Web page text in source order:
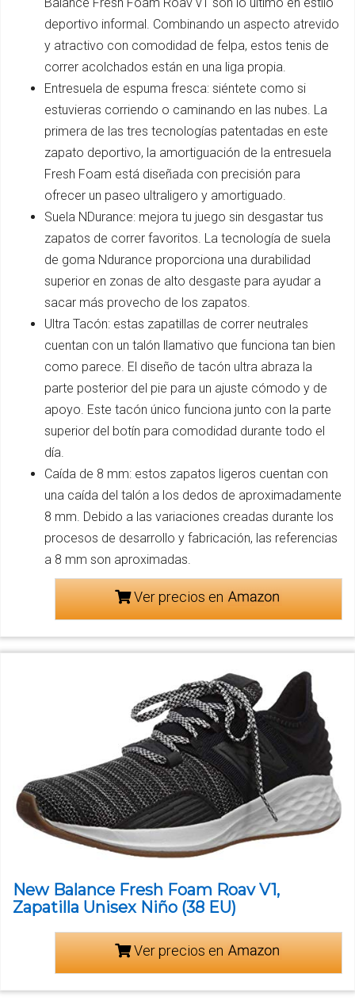
deportivo informal. Combinando un aspecto atrevido
y atractivo con comodidad de felpa, estos tenis de
correr acolchados están en una liga propia.
Entresuela de espuma fresca: siéntete como si
estuvieras corriendo o caminando en las nubes. La
primera de las tres tecnologías patentadas en este
zapato deportivo, la amortiguación de la entresuela
Fresh Foam está diseñada con precisión para
ofrecer un paseo ultraligero y amortiguado.
Suela NDurance: mejora tu juego sin desgastar tus
zapatos de correr favoritos. La tecnología de suela
de goma Ndurance proporciona una durabilidad
superior en zonas de alto desgaste para ayudar a
sacar más provecho de los zapatos.
Ultra Tacón: estas zapatillas de correr neutrales
cuentan con un talón llamativo que funciona tan bien
como parece. El diseño de tacón ultra abraza la
parte posterior del pie para un ajuste cómodo y de
apoyo. Este tacón único funciona junto con la parte
superior del botín para comodidad durante todo el
día.
Caída de 8 mm: estos zapatos ligeros cuentan con
una caída del talón a los dedos de aproximadamente
8 mm. Debido a las variaciones creadas durante los
procesos de desarrollo y fabricación, las referencias
a 8 mm son aproximadas.
Ver precios en
New Balance Fresh Foam Roav V1,
Zapatilla Unisex Niño (38 EU)
Ver precios en